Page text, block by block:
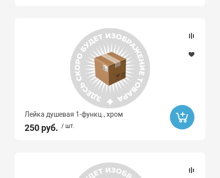
Лейка душевая 1-функц., хром
250 руб. / шт.